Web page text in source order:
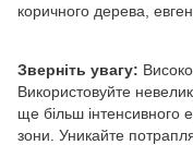
коричного дерева,
Зверніть увагу:
Використовуйте
ще більш інтенсивного
зони. Уникайте